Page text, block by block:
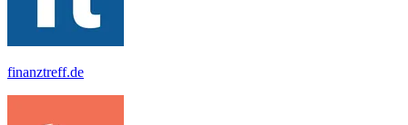
finanztreff.de